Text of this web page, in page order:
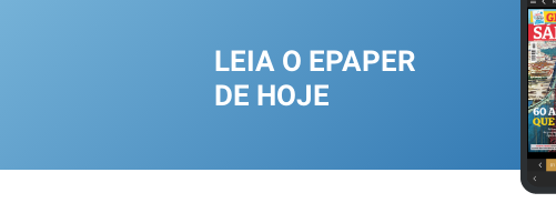
LEIA O EPAPER
DE HOJE